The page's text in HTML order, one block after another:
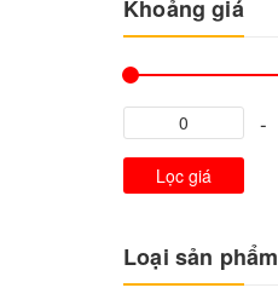
Khoảng giá
Lọc giá
Loại sản phẩm